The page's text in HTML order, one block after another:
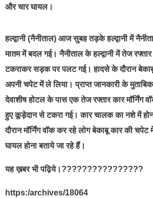
और चार घायल।
हल्द्वानी (नैनीताल) आज सुबह तड़के हल्द्वानी में
मातम में बदल गई। नैनीताल के हल्द्वानी में तेज
टकराकर सड़क पर पलट गई। हादसे के दौरान बेकाबू
अपनी चपेट में ले लिया। प्राप्त जानकारी के
देवाशीष होटल के पास एक तेज रफ्तार कार मॉर्निंग
हुए कूड़ेदान से टकरा गई। कार चालक का नशे में
दौरान मॉर्निंग वॉक कर रहे लोग बेकाबू कार की
घायल होना बताये जा रहे हैं।
यह ख़बर भी पढ़िये।????????????????
https:/archives/18064